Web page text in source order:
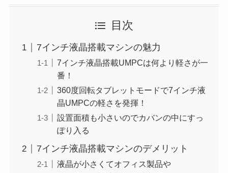
目次
7インチ液晶搭載マシンの魅力
7インチ液晶搭載UMPCは何より軽さが一
番！
360度回転タブレットモードで7インチ液
晶UMPCの軽さを発揮！
設置面積も小さいのでカバンの中にすっ
ぽり入る
7インチ液晶搭載マシンのデメリット
液晶が小さくてオフィス製品や